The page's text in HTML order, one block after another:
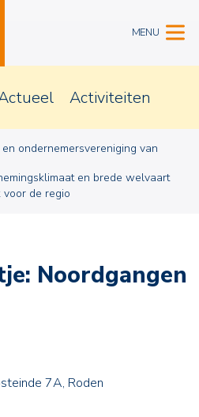
MENU
Activiteiten
ondernemersvereniging van
en brede welvaart
de regio
Noordgangen
7A, Roden